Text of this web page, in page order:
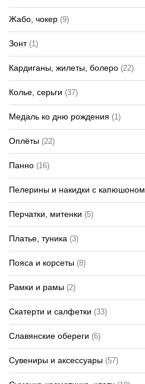
Жабо, чокер (9)
Зонт(1)
Кардиганы, жилеты, болеро (22)
Колье, серьги (37)
Медаль ко дню рождения (1)
Оплёты (22)
Панно (16)
Пелерины и накидки с капюшоном
Перчатки, митенки (5)
Платье, туника (3)
Пояса и корсеты (8)
Рамки и рамы (2)
Скатерти и салфетки (33)
Славянские обереги (6)
Сувениры и аксессуары (57)